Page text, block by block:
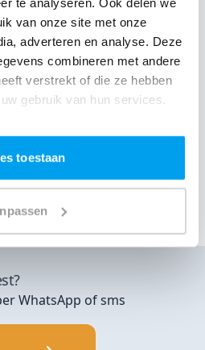
van onze site met onze
adverteren en analyse. Deze
combineren met andere
verstrekt of die ze hebben
gebruik van hun services.
toestaan
contact met ons opgenomen
door te nemen. Hij heeft dit
de avond en zijn muziek
hoe het publiek reageerde
Het is een super leuk feest
schitterende dag! - Maud|
Ernst Tilburg
klantervaringen
WhatsApp of sms